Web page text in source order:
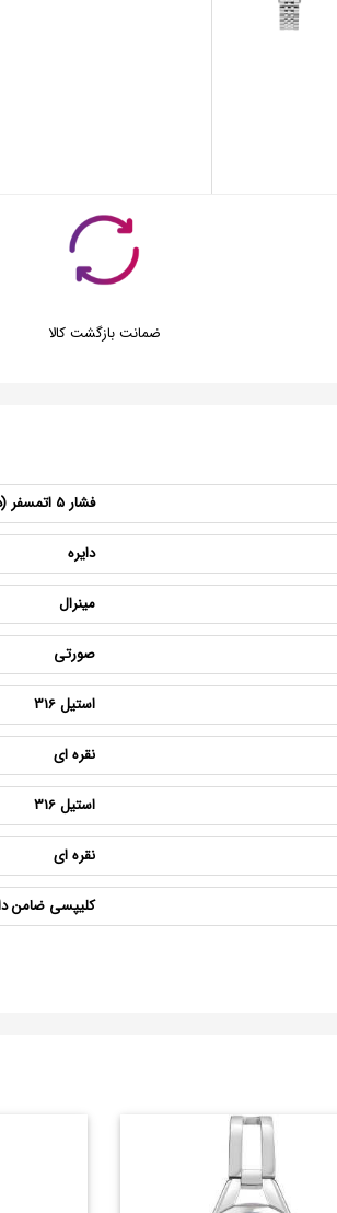
ضمانت بازگشت کالا
فشار 5 اتمسفر (در حد پاشیدگی آب)
دایره
مینرال
صورتی
استیل 316
نقره ای
استیل 316
نقره ای
کلیپسی ضامن